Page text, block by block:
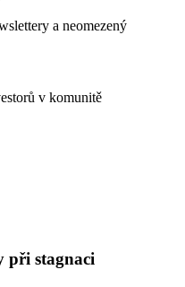
a neomezený
v komunitě
při stagnaci